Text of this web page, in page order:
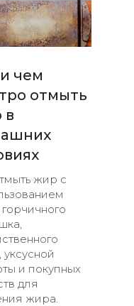
чем
отмыть
в
жир с
и покупных
для
жира.